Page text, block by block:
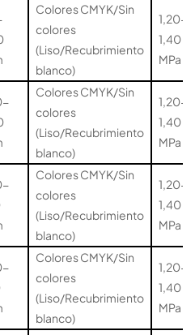
Colores CMYK/Sin
colores
(Liso/Recubrimiento
blanco)
1,20-
1,40
MPa
Colores CMYK/Sin
colores
(Liso/Recubrimiento
blanco)
1,20-
1,40
MPa
Colores CMYK/Sin
colores
(Liso/Recubrimiento
blanco)
1,20-
1,40
MPa
Colores CMYK/Sin
colores
(Liso/Recubrimiento
blanco)
1,20-
1,40
MPa